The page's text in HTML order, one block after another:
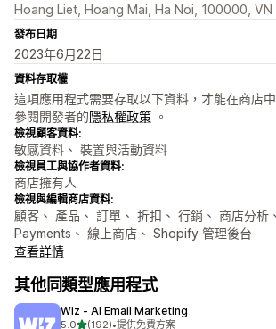
Hoang Liet, Hoang Mai, Ha Noi, 100000, VN
發布日期
2023年6月22日
資料存取權
這項應用程式需要存取以下資料，才能在商店
參閱開發者的隱私權政策 。
檢視顧客資料:
敏感資料、 裝置與活動資料
檢視員工與協作者資料:
商店擁有人
檢視與編輯商店資料:
顧客、 產品、 訂單、 折扣、 行銷、 商店分析
Payments、 線上商店、 Shopify 管理後台
查看詳情
其他同類型應用程式
Wiz ‑ AI Email Marketing
5.0滿分 5 顆星
(192)•提供免費方案